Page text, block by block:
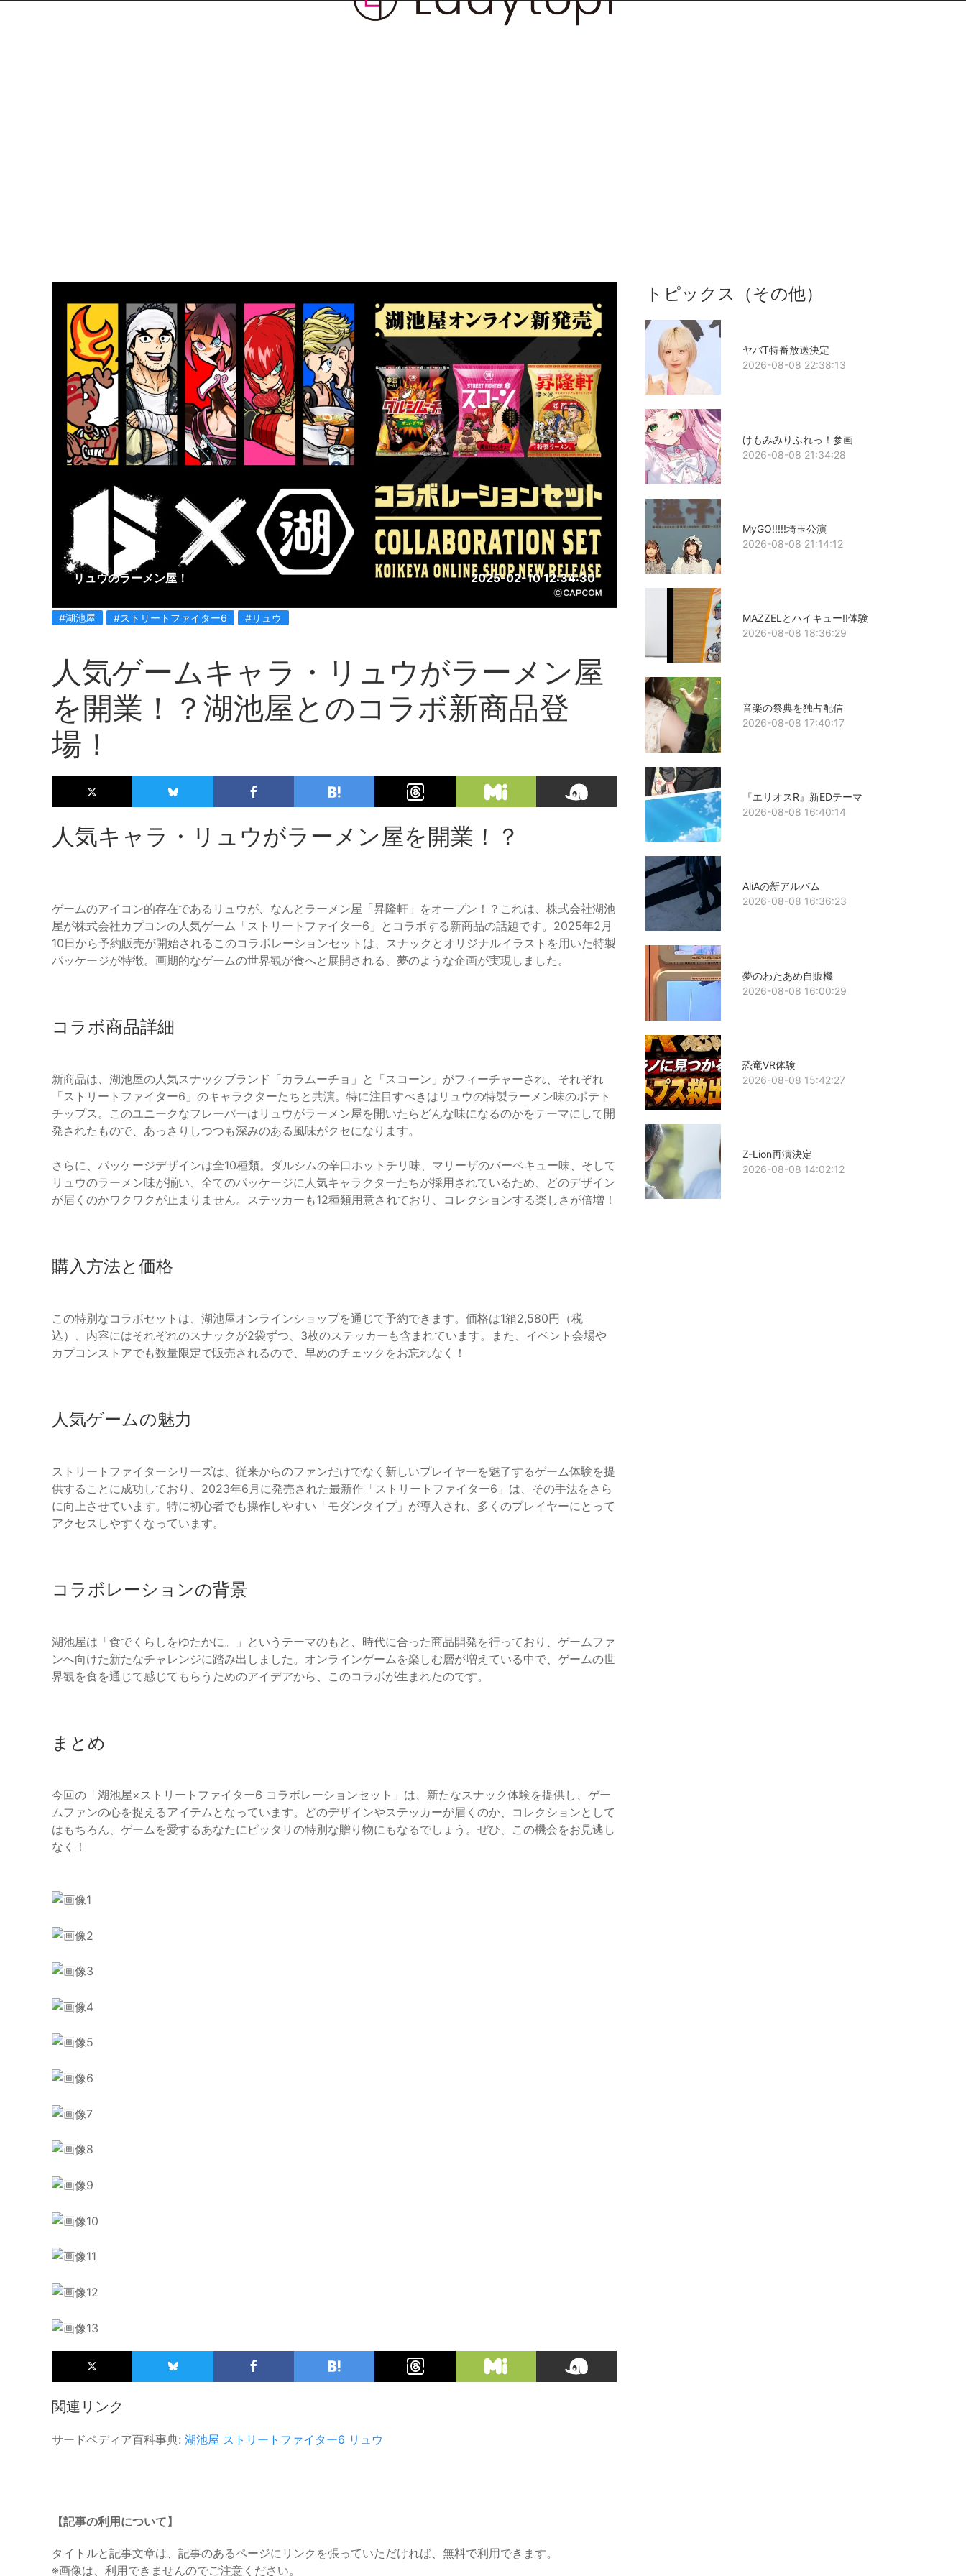
リュウのラーメン屋！ 2025-02-10 12:34:30
#湖池屋 #ストリートファイター6 #リュウ
人気ゲームキャラ・リュウがラーメン屋
を開業！？湖池屋とのコラボ新商品登
場！
人気キャラ・リュウがラーメン屋を開業！？
ゲームのアイコン的存在であるリュウが、なんとラーメン屋「昇隆軒」をオープン！？これは、株式会社湖池
屋が株式会社カプコンの人気ゲーム「ストリートファイター6」とコラボする新商品の話題です。2025年2月
10日から予約販売が開始されるこのコラボレーションセットは、スナックとオリジナルイラストを用いた特製
パッケージが特徴。画期的なゲームの世界観が食へと展開される、夢のような企画が実現しました。
コラボ商品詳細
新商品は、湖池屋の人気スナックブランド「カラムーチョ」と「スコーン」がフィーチャーされ、それぞれ
「ストリートファイター6」のキャラクターたちと共演。特に注目すべきはリュウの特製ラーメン味のポテト
チップス。このユニークなフレーバーはリュウがラーメン屋を開いたらどんな味になるのかをテーマにして開
発されたもので、あっさりしつつも深みのある風味がクセになります。
さらに、パッケージデザインは全10種類。ダルシムの辛口ホットチリ味、マリーザのバーベキュー味、そして
リュウのラーメン味が揃い、全てのパッケージに人気キャラクターたちが採用されているため、どのデザイン
が届くのかワクワクが止まりません。ステッカーも12種類用意されており、コレクションする楽しさが倍増！
購入方法と価格
この特別なコラボセットは、湖池屋オンラインショップを通じて予約できます。価格は1箱2,580円（税
込）、内容にはそれぞれのスナックが2袋ずつ、3枚のステッカーも含まれています。また、イベント会場や
カプコンストアでも数量限定で販売されるので、早めのチェックをお忘れなく！
人気ゲームの魅力
ストリートファイターシリーズは、従来からのファンだけでなく新しいプレイヤーを魅了するゲーム体験を提
供することに成功しており、2023年6月に発売された最新作「ストリートファイター6」は、その手法をさら
に向上させています。特に初心者でも操作しやすい「モダンタイプ」が導入され、多くのプレイヤーにとって
アクセスしやすくなっています。
コラボレーションの背景
湖池屋は「食でくらしをゆたかに。」というテーマのもと、時代に合った商品開発を行っており、ゲームファ
ンへ向けた新たなチャレンジに踏み出しました。オンラインゲームを楽しむ層が増えている中で、ゲームの世
界観を食を通じて感じてもらうためのアイデアから、このコラボが生まれたのです。
まとめ
今回の「湖池屋×ストリートファイター6 コラボレーションセット」は、新たなスナック体験を提供し、ゲー
ムファンの心を捉えるアイテムとなっています。どのデザインやステッカーが届くのか、コレクションとして
はもちろん、ゲームを愛するあなたにピッタリの特別な贈り物にもなるでしょう。ぜひ、この機会をお見逃し
なく！
関連リンク
サードペディア百科事典: 湖池屋 ストリートファイター6 リュウ
トピックス（その他）
ヤバT特番放送決定
2026-08-08 22:38:13
けもみみりふれっ！参画
2026-08-08 21:34:28
MyGO!!!!!埼玉公演
2026-08-08 21:14:12
MAZZELとハイキュー!!体験
2026-08-08 18:36:29
音楽の祭典を独占配信
2026-08-08 17:40:17
『エリオスR』新EDテーマ
2026-08-08 16:40:14
AliAの新アルバム
2026-08-08 16:36:23
夢のわたあめ自販機
2026-08-08 16:00:29
恐竜VR体験
2026-08-08 15:42:27
Z-Lion再演決定
2026-08-08 14:02:12
【記事の利用について】
タイトルと記事文章は、記事のあるページにリンクを張っていただければ、無料で利用できます。
※画像は、利用できませんのでご注意ください。